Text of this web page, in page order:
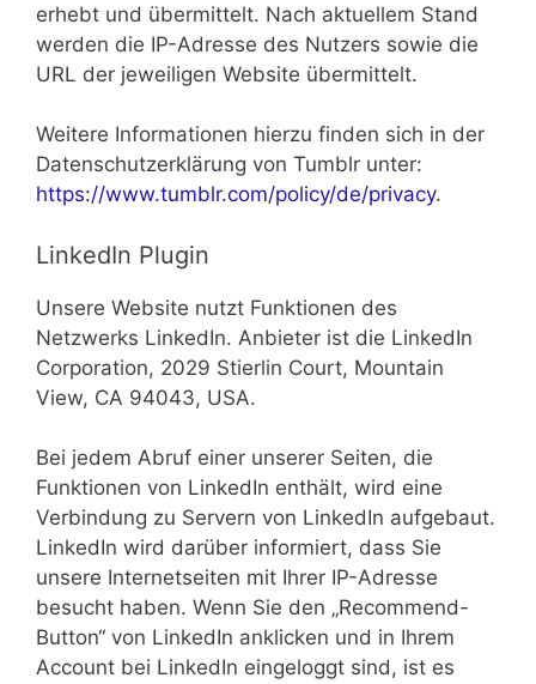
erhebt und übermittelt. Nach aktuellem Stand
werden die IP-Adresse des Nutzers sowie die
URL der jeweiligen Website übermittelt.
Weitere Informationen hierzu finden sich in der
Datenschutzerklärung von Tumblr unter:
https://www.tumblr.com/policy/de/privacy.
LinkedIn Plugin
Unsere Website nutzt Funktionen des
Netzwerks LinkedIn. Anbieter ist die LinkedIn
Corporation, 2029 Stierlin Court, Mountain
View, CA 94043, USA.
Bei jedem Abruf einer unserer Seiten, die
Funktionen von LinkedIn enthält, wird eine
Verbindung zu Servern von LinkedIn aufgebaut.
LinkedIn wird darüber informiert, dass Sie
unsere Internetseiten mit Ihrer IP-Adresse
besucht haben. Wenn Sie den „Recommend-
Button“ von LinkedIn anklicken und in Ihrem
Account bei LinkedIn eingeloggt sind, ist es